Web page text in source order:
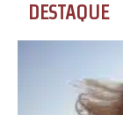
DESTAQUE